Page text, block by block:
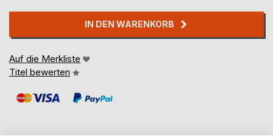
IN DEN WARENKORB
Auf die Merkliste
Titel bewerten